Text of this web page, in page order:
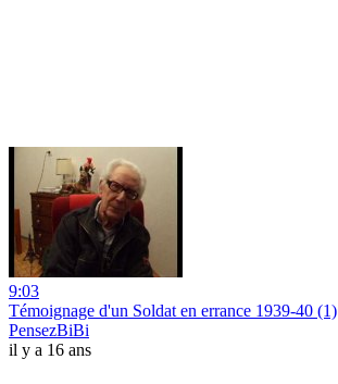
9:03
Témoignage d'un Soldat en errance 1939-40 (1)
PensezBiBi
il y a 16 ans